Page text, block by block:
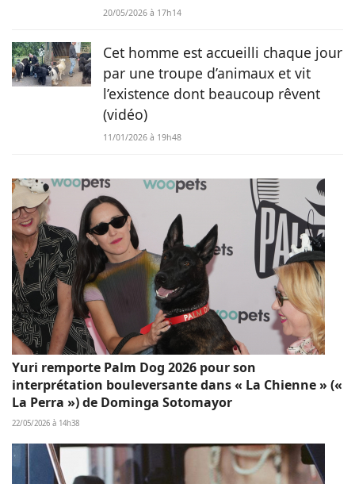
20/05/2026 à 17h14
Cet homme est accueilli chaque jour
par une troupe d’animaux et vit
l’existence dont beaucoup rêvent
(vidéo)
11/01/2026 à 19h48
Yuri remporte Palm Dog 2026 pour son
interprétation bouleversante dans « La Chienne » («
La Perra ») de Dominga Sotomayor
22/05/2026 à 14h38